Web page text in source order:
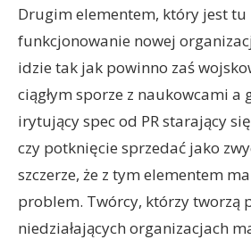
Drugim elementem, który jest
funkcjonowanie nowej
idzie tak jak powinno zaś
ciągłym sporze z naukowcami a
irytujący spec od PR starający
czy potknięcie sprzedać jako
szczerze, że z tym elementem
problem. Twórcy, którzy tworzą
niedziałających organizacjach